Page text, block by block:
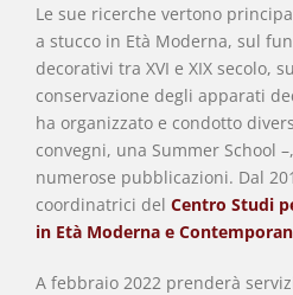
Le sue ricerche vertono
a stucco in Età Moderna, sul
decorativi tra XVI e XIX secolo,
conservazione degli apparati
ha organizzato e condotto
convegni, una Summer School
numerose pubblicazioni. Dal
coordinatrici del Centro Studi
in Età Moderna e
A febbraio 2022 prenderà